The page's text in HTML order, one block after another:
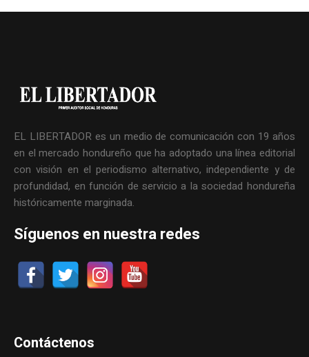
EL LIBERTADOR es un medio de comunicación con 19 años
en el mercado hondureño que ha adoptado una línea editorial
con visión en el periodismo alternativo, independiente y de
profundidad, en función de servicio a la sociedad hondureña
históricamente marginada.
Síguenos en nuestra redes
Contáctenos